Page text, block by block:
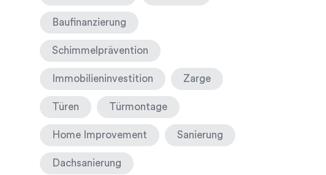
Baufinanzierung
Schimmelprävention
Immobilieninvestition Zarge
Türen Türmontage
Home Improvement Sanierung
Dachsanierung